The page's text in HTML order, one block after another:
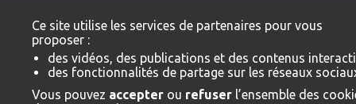
NOUS CONTACTER
Ce site utilise les services de partenaires pour vous
proposer :
des vidéos, des publications et des contenus
des fonctionnalités de partage sur les réseaux
Vous pouvez accepter ou refuser l’ensemble des